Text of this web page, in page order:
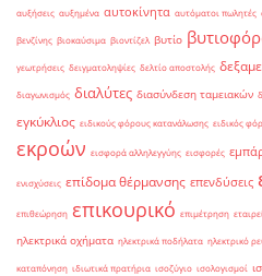
αυξήσεις αυξημένα αυτοκίνητα αυτόματοι πωλητές
βενζίνης βιοκαύσιμα βιοντίζελ βυτίο
γεωτρήσεις δειγματοληψίες δελτίο αποστολής
διαγωνισμός διαλύτες διασύνδεση ταμειακών
εγκύκλιος ειδικούς φόρους κατανάλωσης ειδικός
εκροών εισφορά αλληλεγγύης εισφορές
ενισχύσεις επίδομα θέρμανσης επενδύσεις
επιθεώρηση επικουρικό επιμέτρηση
ηλεκτρικά οχήματα ηλεκτρικά ποδήλατα ηλεκτρικό
καταπόνηση ιδιωτικά πρατήρια ισοζύγιο ισολογισμοί